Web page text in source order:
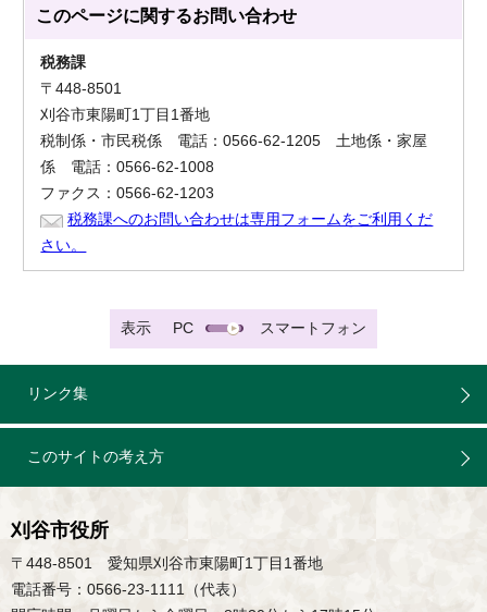
このページに関するお問い合わせ
税務課
〒448-8501
刈谷市東陽町1丁目1番地
税制係・市民税係 電話：0566-62-1205 土地係・家屋
係 電話：0566-62-1008
ファクス：0566-62-1203
税務課へのお問い合わせは専用フォームをご利用くだ
さい。
表示 PC スマートフォン
リンク集
このサイトの考え方
刈谷市役所
〒448-8501 愛知県刈谷市東陽町1丁目1番地
電話番号：0566-23-1111（代表）